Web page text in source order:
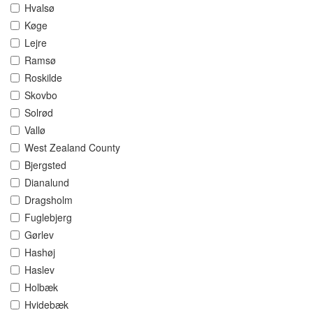
Hvalsø
Køge
Lejre
Ramsø
Roskilde
Skovbo
Solrød
Vallø
West Zealand County
Bjergsted
Dianalund
Dragsholm
Fuglebjerg
Gørlev
Hashøj
Haslev
Holbæk
Hvidebæk